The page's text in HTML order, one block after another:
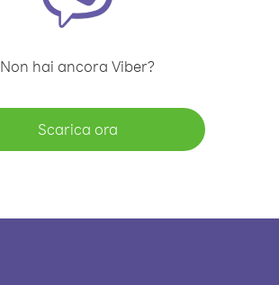
Non hai ancora Viber?
Scarica ora